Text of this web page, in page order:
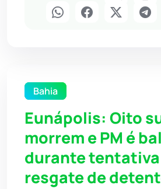
Bahia
Eunápolis: Oito
morrem e PM é
durante
resgate de